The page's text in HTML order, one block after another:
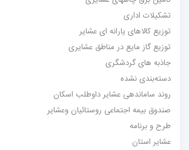
تشکیلات اداری
توزیع کالاهای یارانه ای عشایر
توزیع گاز مایع در مناطق عشایری
جاذبه های گردشگری
دسته‌بندی نشده
روند ساماندهی عشایر داوطلب اسکان
صندوق بیمه اجتماعی روستائیان وعشایر
طرح و برنامه
عشایر استان